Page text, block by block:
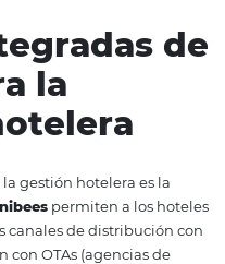
sino que también
sobre las preferencias de
futuras estrategias
permite a los hoteles
del mercado. Con
pueden ajustar sus